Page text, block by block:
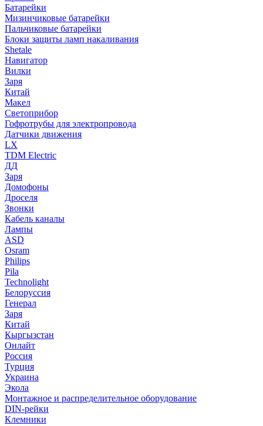
Батарейки
Мизинчиковые батарейки
Пальчиковые батарейки
Блоки защиты ламп накаливания
Shetale
Навигатор
Вилки
Заря
Китай
Макел
Светоприбор
Гофротрубы для электропровода
Датчики движения
LX
TDM Electric
ДД
Заря
Домофоны
Дроселя
Звонки
Кабель каналы
Лампы
ASD
Osram
Philips
Pila
Technolight
Белоруссия
Генерал
Заря
Китай
Кыргызстан
Онлайт
Россия
Турция
Украина
Экола
Монтажное и распределительное оборудование
DIN-рейки
Клемники